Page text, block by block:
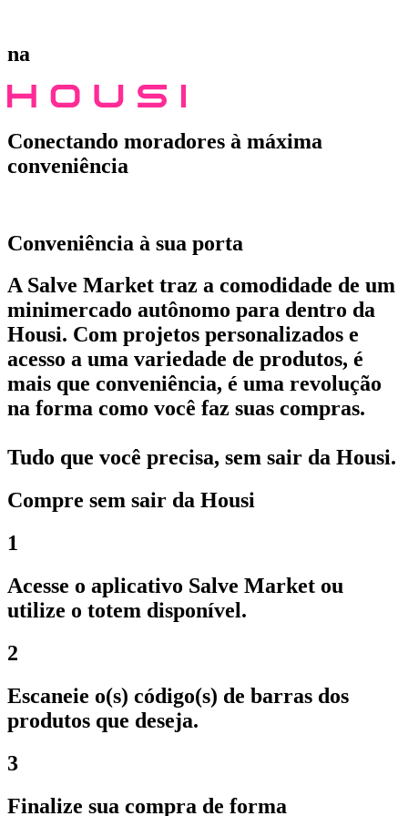
na
Conectando moradores à máxima
conveniência
Conveniência à sua porta
A Salve Market traz a comodidade de um
minimercado autônomo para dentro da
Housi. Com projetos personalizados e
acesso a uma variedade de produtos, é
mais que conveniência, é uma revolução
na forma como você faz suas compras.
Tudo que você precisa, sem sair da Housi.
Compre sem sair da Housi
1
Acesse o aplicativo Salve Market ou
utilize o totem disponível.
2
Escaneie o(s) código(s) de barras dos
produtos que deseja.
3
Finalize sua compra de forma